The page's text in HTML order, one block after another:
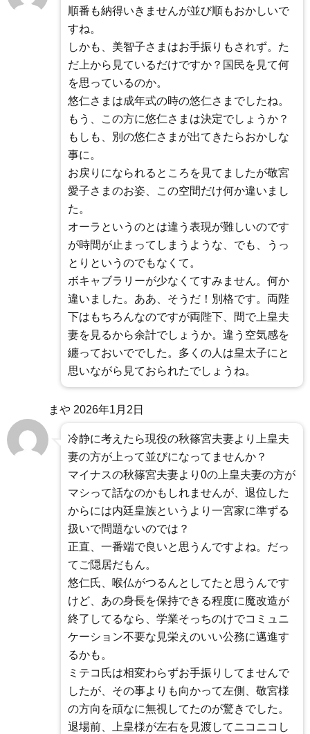
順番も納得いきませんが並び順もおかしいで
すね。
しかも、美智子さまはお手振りもされず。た
だ上から見ているだけですか？国民を見て何
を思っているのか。
悠仁さまは成年式の時の悠仁さまでしたね。
もう、この方に悠仁さまは決定でしょうか？
もしも、別の悠仁さまが出てきたらおかしな
事に。
お戻りになられるところを見てましたが敬宮
愛子さまのお姿、この空間だけ何か違いまし
た。
オーラというのとは違う表現が難しいのです
が時間が止まってしまうような、でも、うっ
とりというのでもなくて。
ボキャブラリーが少なくてすみません。何か
違いました。ああ、そうだ！別格です。両陛
下はもちろんなのですが両陛下、間で上皇夫
妻を見るから余計でしょうか。違う空気感を
纏っておいででした。多くの人は皇太子にと
思いながら見ておられたでしょうね。
まや 2026年1月2日
冷静に考えたら現役の秋篠宮夫妻より上皇夫
妻の方が上って並びになってませんか？
マイナスの秋篠宮夫妻より0の上皇夫妻の方が
マシって話なのかもしれませんが、退位した
からには内廷皇族というより一宮家に準ずる
扱いで問題ないのでは？
正直、一番端で良いと思うんですよね。だっ
てご隠居だもん。
悠仁氏、喉仏がつるんとしてたと思うんです
けど、あの身長を保持できる程度に魔改造が
終了してるなら、学業そっちのけでコミュニ
ケーション不要な見栄えのいい公務に邁進す
るかも。
ミテコ氏は相変わらずお手振りしてませんで
したが、その事よりも向かって左側、敬宮様
の方向を頑なに無視してたのが驚きでした。
退場前、上皇様が左右を見渡してニコニコし